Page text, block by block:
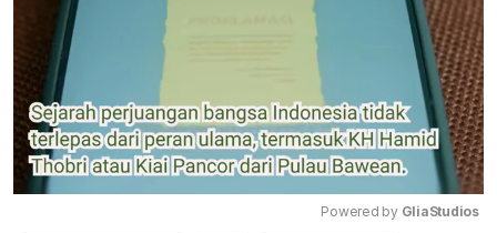
Powered by GliaStudios